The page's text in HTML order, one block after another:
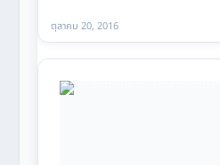
ตุลาคม 20, 2016